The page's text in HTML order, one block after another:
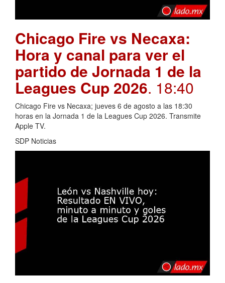
Chicago Fire vs Necaxa:
Hora y canal para ver el
partido de Jornada 1 de la
Leagues Cup 2026. 18:40
Chicago Fire vs Necaxa; jueves 6 de agosto a las 18:30
horas en la Jornada 1 de la Leagues Cup 2026. Transmite
Apple TV.
SDP Noticias